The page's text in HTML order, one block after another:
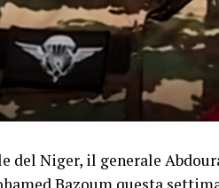
del Niger, il generale